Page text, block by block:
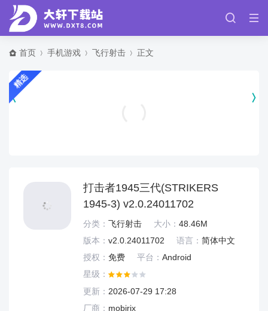
首页 手机游戏 飞行射击 正文
精选
打击者1945三代(STRIKERS
1945-3) v2.0.24011702
分类： 飞行射击 大小： 48.46M
版本： v2.0.24011702 语言： 简体中文
授权： 免费 平台： Android
星级：
更新： 2026-07-29 17:28
厂商： mobirix